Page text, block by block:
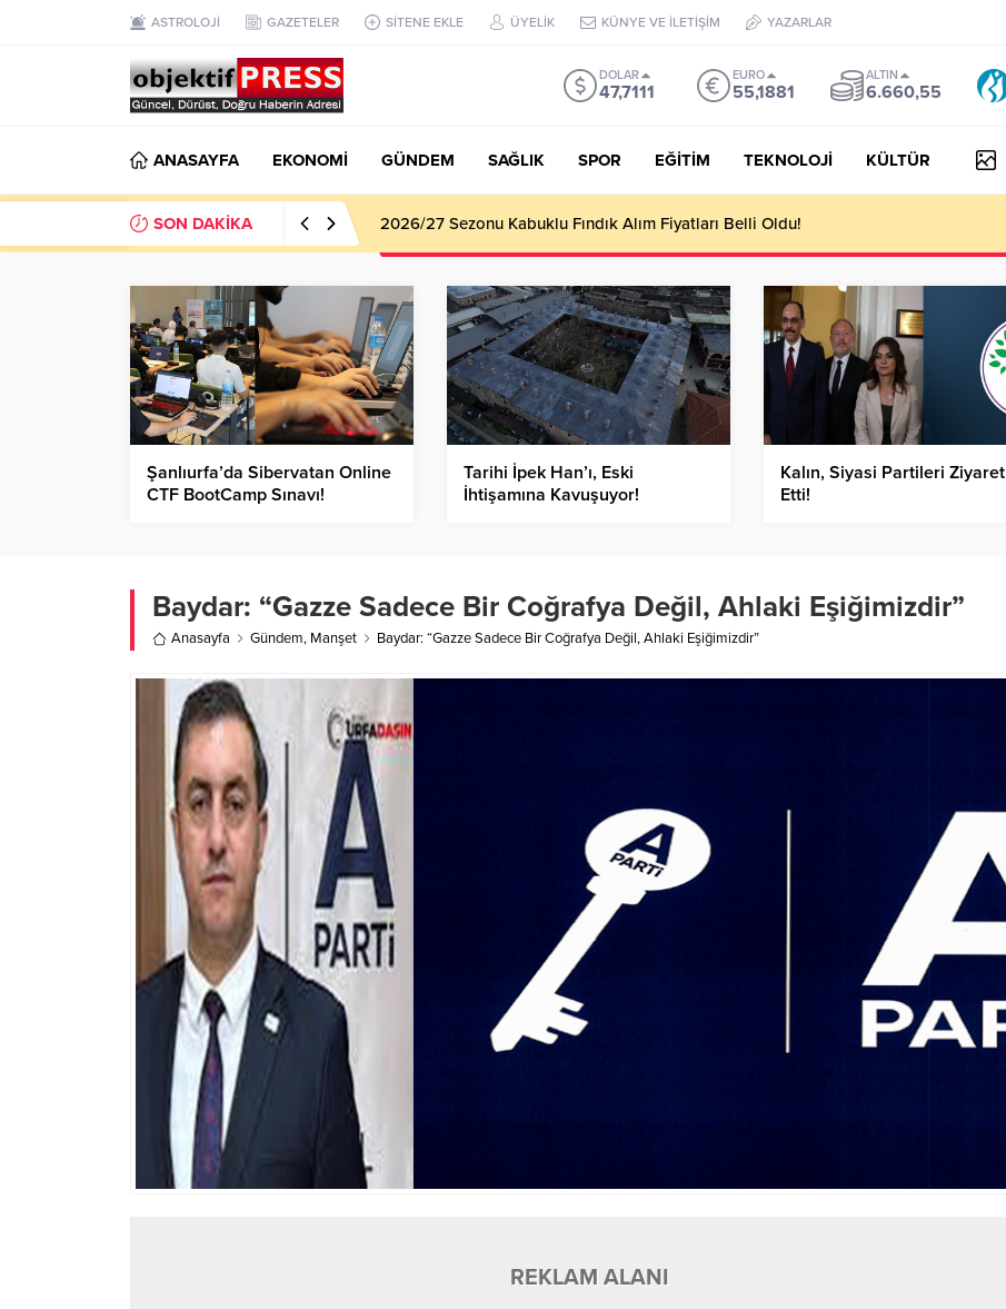
ASTROLOJİ GAZETELER SİTENE EKLE ÜYELİK KÜNYE VE İLETİŞİM YAZARLAR
DOLAR
47,7111
EURO
55,1881
ALTIN
6.660,55
ANASAYFA EKONOMİ GÜNDEM SAĞLIK SPOR EĞİTİM TEKNOLOJİ KÜLTÜR
SON DAKİKA Haliliye Belediyesi Her Gün 4 Bin 898 Kişiye Sıcak Yemek Ulaştırıyor!
Şanlıurfa’da Sibervatan Online
CTF BootCamp Sınavı!
Tarihi İpek Han’ı, Eski
İhtişamına Kavuşuyor!
Kalın, Siyasi Partileri Ziyaret
Etti!
Baydar: “Gazze Sadece Bir Coğrafya Değil, Ahlaki Eşiğimizdir”
Anasayfa Gündem, Manşet Baydar: “Gazze Sadece Bir Coğrafya Değil, Ahlaki Eşiğimizdir”
REKLAM ALANI